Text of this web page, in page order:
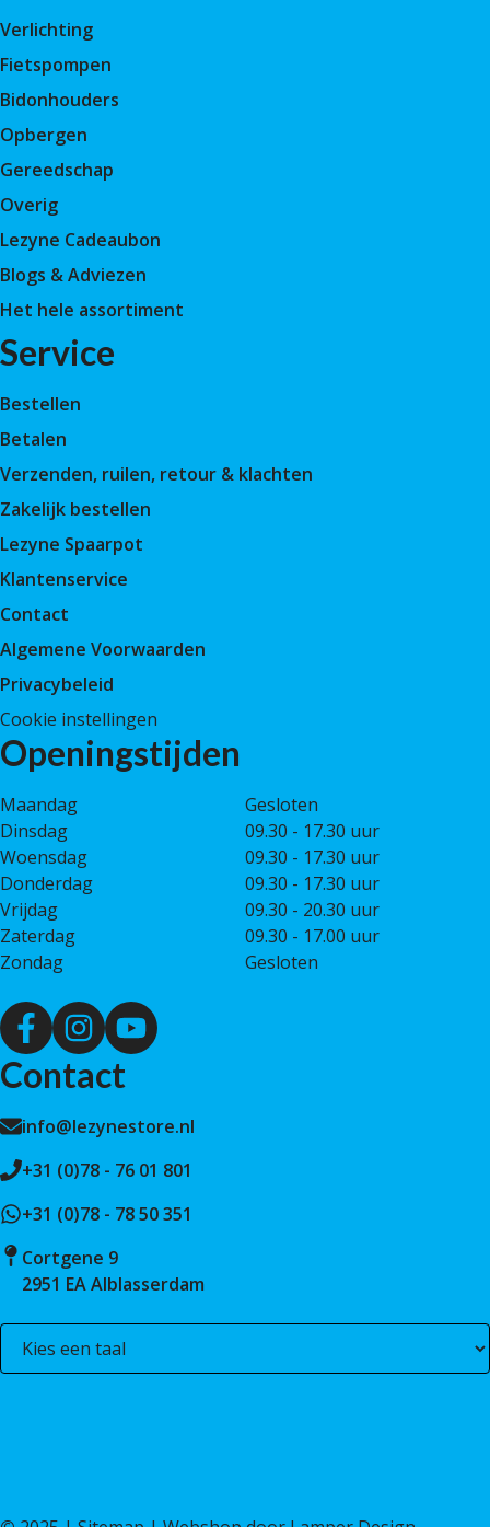
Verlichting
Fietspompen
Bidonhouders
Opbergen
Gereedschap
Overig
Lezyne Cadeaubon
Blogs & Adviezen
Het hele assortiment
Service
Bestellen
Betalen
Verzenden, ruilen, retour & klachten
Zakelijk bestellen
Lezyne Spaarpot
Klantenservice
Contact
Algemene Voorwaarden
Privacybeleid
Cookie instellingen
Openingstijden
Maandag
Gesloten
Dinsdag
09.30 - 17.30 uur
Woensdag
09.30 - 17.30 uur
Donderdag
09.30 - 17.30 uur
Vrijdag
09.30 - 20.30 uur
Zaterdag
09.30 - 17.00 uur
Zondag
Gesloten
Contact
info@lezynestore.nl
+31 (0)78 - 76 01 801
+31 (0)78 - 78 50 351
Cortgene 9
2951 EA Alblasserdam